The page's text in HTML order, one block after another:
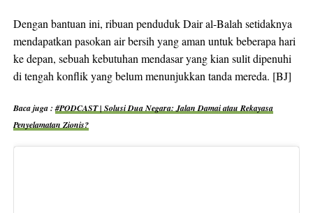
Dengan bantuan ini, ribuan penduduk Dair al-Balah setidaknya
mendapatkan pasokan air bersih yang aman untuk beberapa hari
ke depan, sebuah kebutuhan mendasar yang kian sulit dipenuhi
di tengah konflik yang belum menunjukkan tanda mereda. [BJ]
Baca juga :#PODCAST | Solusi Dua Negara: Jalan Damai atau Rekayasa
Penyelamatan Zionis?